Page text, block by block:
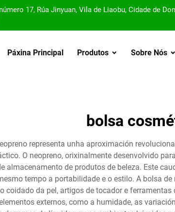
17, Rúa Jinyuan, Vila de Liaobu, Cidade de
Páxina Principal Produtos Sobre Nós
bolsa
representa unha aproximación
O neopreno, orixinalmente desenvolvido
almacenamento de produtos de beleza. Este
tempo a portabilidade e o estilo. A bolsa
coidado da pel, artigos de tocador e
externos, como a humidade, as